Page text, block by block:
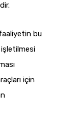
bu
işletilmesi
için